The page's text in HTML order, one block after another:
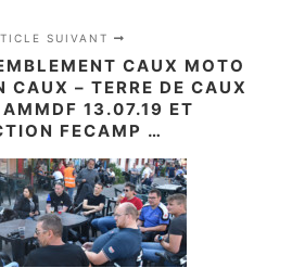
SUIVANT
CAUX MOTO
CAUX – TERRE DE CAUX
13.07.19 ET
FECAMP …